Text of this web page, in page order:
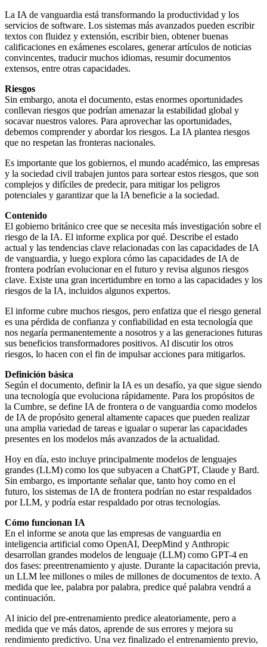
La IA de vanguardia está transformando la productividad y los
servicios de software. Los sistemas más avanzados pueden escribir
textos con fluidez y extensión, escribir bien, obtener buenas
calificaciones en exámenes escolares, generar artículos de noticias
convincentes, traducir muchos idiomas, resumir documentos
extensos, entre otras capacidades.
Riesgos
Sin embargo, anota el documento, estas enormes oportunidades
conllevan riesgos que podrían amenazar la estabilidad global y
socavar nuestros valores. Para aprovechar las oportunidades,
debemos comprender y abordar los riesgos. La IA plantea riesgos
que no respetan las fronteras nacionales.
Es importante que los gobiernos, el mundo académico, las empresas
y la sociedad civil trabajen juntos para sortear estos riesgos, que son
complejos y difíciles de predecir, para mitigar los peligros
potenciales y garantizar que la IA beneficie a la sociedad.
Contenido
El gobierno británico cree que se necesita más investigación sobre el
riesgo de la IA. El informe explica por qué. Describe el estado
actual y las tendencias clave relacionadas con las capacidades de IA
de vanguardia, y luego explora cómo las capacidades de IA de
frontera podrían evolucionar en el futuro y revisa algunos riesgos
clave. Existe una gran incertidumbre en torno a las capacidades y los
riesgos de la IA, incluidos algunos expertos.
El informe cubre muchos riesgos, pero enfatiza que el riesgo general
es una pérdida de confianza y confiabilidad en esta tecnología que
nos negaría permanentemente a nosotros y a las generaciones futuras
sus beneficios transformadores positivos. Al discutir los otros
riesgos, lo hacen con el fin de impulsar acciones para mitigarlos.
Definición básica
Según el documento, definir la IA es un desafío, ya que sigue siendo
una tecnología que evoluciona rápidamente. Para los propósitos de
la Cumbre, se define IA de frontera o de vanguardia como modelos
de IA de propósito general altamente capaces que pueden realizar
una amplia variedad de tareas e igualar o superar las capacidades
presentes en los modelos más avanzados de la actualidad.
Hoy en día, esto incluye principalmente modelos de lenguajes
grandes (LLM) como los que subyacen a ChatGPT, Claude y Bard.
Sin embargo, es importante señalar que, tanto hoy como en el
futuro, los sistemas de IA de frontera podrían no estar respaldados
por LLM, y podría estar respaldado por otras tecnologías.
Cómo funcionan IA
En el informe se anota que las empresas de vanguardia en
inteligencia artificial como OpenAI, DeepMind y Anthropic
desarrollan grandes modelos de lenguaje (LLM) como GPT-4 en
dos fases: preentrenamiento y ajuste. Durante la capacitación previa,
un LLM lee millones o miles de millones de documentos de texto. A
medida que lee, palabra por palabra, predice qué palabra vendrá a
continuación.
Al inicio del pre-entrenamiento predice aleatoriamente, pero a
medida que ve más datos, aprende de sus errores y mejora su
rendimiento predictivo. Una vez finalizado el entrenamiento previo,